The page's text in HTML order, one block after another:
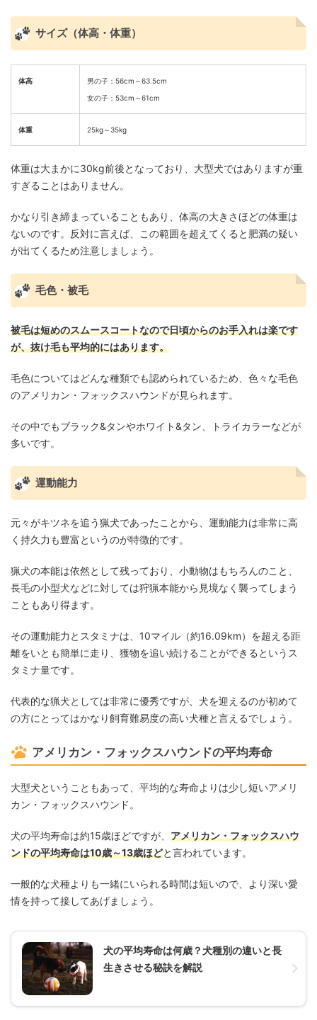
サイズ（体高・体重）
体高
男の子：56cm～63.5cm
女の子：53cm～61cm
体重 25kg～35kg
体重は大まかに30kg前後となっており、大型犬ではありますが重
すぎることはありません。
かなり引き締まっていることもあり、体高の大きさほどの体重は
ないのです。反対に言えば、この範囲を超えてくると肥満の疑い
が出てくるため注意しましょう。
毛色・被毛
被毛は短めのスムースコートなので日頃からのお手入れは楽です
が、抜け毛も平均的にはあります。
毛色についてはどんな種類でも認められているため、色々な毛色
のアメリカン・フォックスハウンドが見られます。
その中でもブラック&タンやホワイト&タン、トライカラーなどが
多いです。
運動能力
元々がキツネを追う猟犬であったことから、運動能力は非常に高
く持久力も豊富というのが特徴的です。
猟犬の本能は依然として残っており、小動物はもちろんのこと、
長毛の小型犬などに対しては狩猟本能から見境なく襲ってしまう
こともあり得ます。
その運動能力とスタミナは、10マイル（約16.09km）を超える距
離をいとも簡単に走り、獲物を追い続けることができるというス
タミナ量です。
代表的な猟犬としては非常に優秀ですが、犬を迎えるのが初めて
の方にとってはかなり飼育難易度の高い犬種と言えるでしょう。
アメリカン・フォックスハウンドの平均寿命
大型犬ということもあって、平均的な寿命よりは少し短いアメリ
カン・フォックスハウンド。
犬の平均寿命は約15歳ほどですが、 アメリカン・フォックスハウ
ンドの平均寿命は10歳～13歳ほどと言われています。
一般的な犬種よりも一緒にいられる時間は短いので、より深い愛
情を持って接してあげましょう。
犬の平均寿命は何歳？犬種別の違いと長
生きさせる秘訣を解説